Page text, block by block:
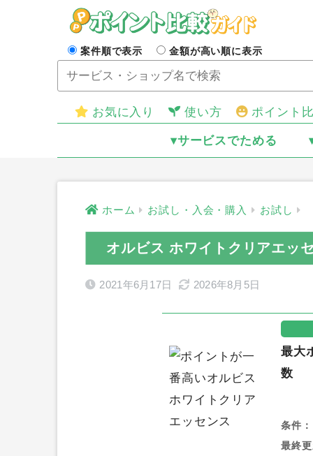
案件順で表示 金額が高い順に表示
お気に入り 使い方 ポイント
▾サービスでためる
ホーム お試し・入会・購入 お試し
オルビス ホワイトクリアエッ
2021年6月17日 2026年8月5日
最大
数
条件：
最終